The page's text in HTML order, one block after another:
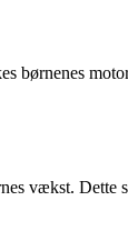
børnenes
vækst. Dette